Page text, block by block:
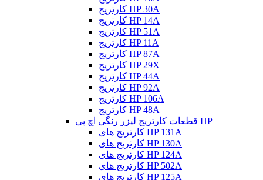
کارتریج HP 30A
کارتریج HP 14A
کارتریج HP 51A
کارتریج HP 11A
کارتریج HP 87A
کارتریج HP 29X
کارتریج HP 44A
کارتریج HP 92A
کارتریج HP 106A
کارتریج HP 48A
قطعات کارتریج لیزر رنگی اچ پی HP
کارتریج های HP 131A
کارتریج های HP 130A
کارتریج های HP 124A
کارتریج های HP 502A
کارتریج های HP 125A